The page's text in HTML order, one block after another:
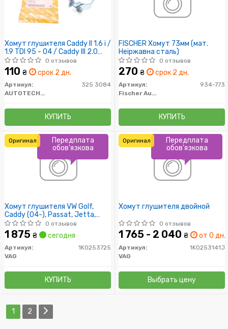
Хомут глушителя Caddy II 1.6 i /
1.9 TDI 95 - 04 / Caddy III 2.0
EcoFuel / LT 28-35 2.4/2.7 D /
T4 1.9/2.4 D
0 отзывов
110 ₴ срок 2 дн.
Артикул:
325 3084
AUTOTECHTEILE
КУПИТЬ
FISCHER Хомут 73мм (мат.
Неіржавна сталь)
0 отзывов
270 ₴ срок 2 дн.
Артикул:
934-773
Fischer Automotive One (FA1)
КУПИТЬ
Хомут глушителя VW Golf,
Caddy (04-), Passat, Jetta,
Polo (06-), T5,T6 Tiguan
(08-)/Skoda Superb 1.6D
1.9/2.0D (08-) (1K0253725)
VAG
0 отзывов
1 875 ₴ сегодня
Артикул:
1K0253725
VAG
КУПИТЬ
Передплата
обов'язкова
Оригинал
Хомут глушителя двойной
0 отзывов
1 765 - 2 040 ₴ от 0 дн.
Артикул:
1K0253141J
VAG
Выбрать цену
Передплата
обов'язкова
Оригинал
1 2